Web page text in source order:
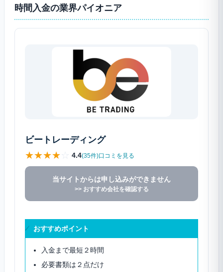
時間入金の業界パイオニア
ビートレーディング
★★★★☆ 4.4(35件)口コミを見る
当サイトからは申し込みができません
>> おすすめ会社を確認する
おすすめポイント
入金まで最短２時間
必要書類は２点だけ